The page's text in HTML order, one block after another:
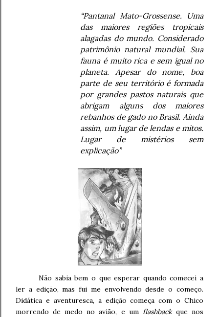
“Pantanal Mato-Grossense. Uma
das maiores regiões tropicais
alagadas do mundo. Considerado
patrimônio natural mundial. Sua
fauna é muito rica e sem igual no
planeta. Apesar do nome, boa
parte de seu território é formada
por grandes pastos naturais que
abrigam alguns dos maiores
rebanhos de gado no Brasil. Ainda
assim, um lugar de lendas e mitos.
Lugar de mistérios sem
explicação”
Não sabia bem o que esperar quando comecei a
ler a edição, mas fui me envolvendo desde o começo.
Didática e aventuresca, a edição começa com o Chico
morrendo de medo no avião, e um flashbackque nos